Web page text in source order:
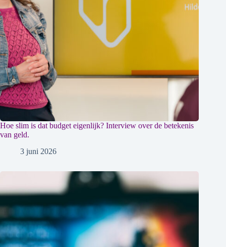
Hoe slim is dat budget eigenlijk? Interview over de betekenis
van geld.
3 juni 2026